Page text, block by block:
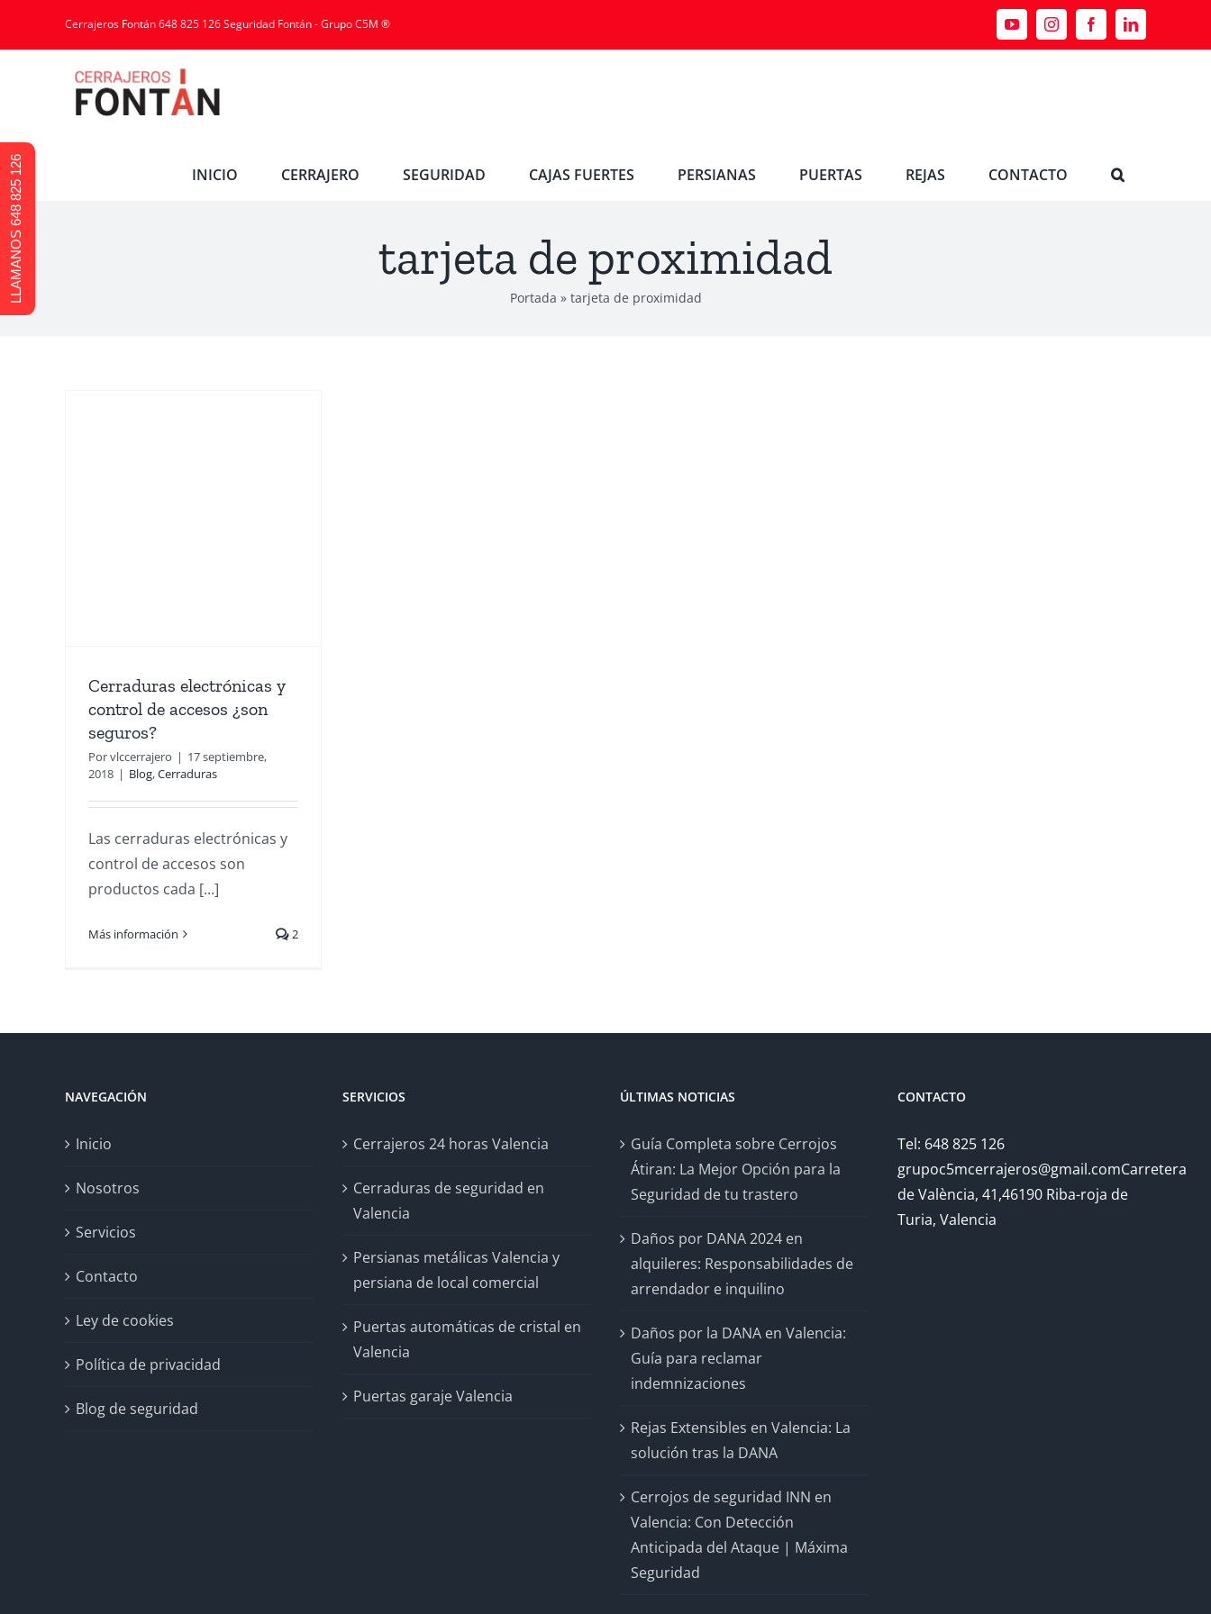
Cerrajeros Fontán 648 825 126 Seguridad Fontán - Grupo C5M ®
INICIO CERRAJERO SEGURIDAD CAJAS FUERTES PERSIANAS PUERTAS REJAS CONTACTO
tarjeta de proximidad
Portada » tarjeta de proximidad
Cerraduras electrónicas y
control de accesos ¿son
seguros?
Porvlccerrajero | 17 septiembre,
2018 | Blog,Cerraduras
Las cerraduras electrónicas y
control de accesos son
productos cada [...]
Más información 2
NAVEGACIÓN
Inicio
Nosotros
Servicios
Contacto
Ley de cookies
Política de privacidad
Blog de seguridad
SERVICIOS
Cerrajeros 24 horas Valencia
Cerraduras de seguridad en
Valencia
Persianas metálicas Valencia y
persiana de local comercial
Puertas automáticas de cristal en
Valencia
Puertas garaje Valencia
ÚLTIMAS NOTICIAS
Guía Completa sobre Cerrojos
Átiran: La Mejor Opción para la
Seguridad de tu trastero
Daños por DANA 2024 en
alquileres: Responsabilidades de
arrendador e inquilino
Daños por la DANA en Valencia:
Guía para reclamar
indemnizaciones
Rejas Extensibles en Valencia: La
solución tras la DANA
Cerrojos de seguridad INN en
Valencia: Con Detección
Anticipada del Ataque | Máxima
Seguridad
CONTACTO
Tel: 648 825 126
grupoc5mcerrajeros@gmail.comCarretera
de València, 41,46190 Riba-roja de
Turia, Valencia
LLAMANOS 648 825 126